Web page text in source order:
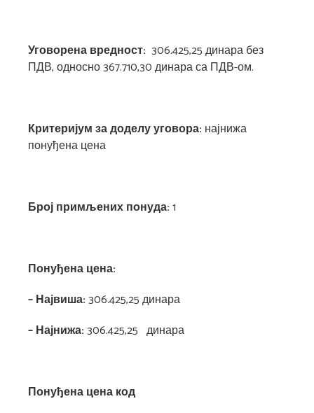
Уговорена вредност: 306.425,25 динара без
ПДВ, односно 367.710,30 динара са ПДВ-ом.
Критеријум за доделу уговора: најнижа
понуђена цена
Број примљених понуда:1
Понуђена цена:
– Највиша:306.425,25 динара
– Најнижа:306.425,25 динара
Понуђена цена код